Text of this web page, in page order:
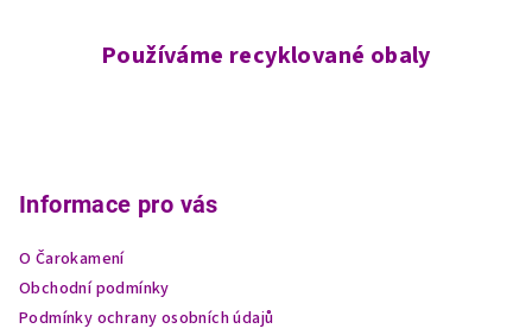
Používáme recyklované obaly
Informace pro vás
O Čarokamení
Obchodní podmínky
Podmínky ochrany osobních údajů